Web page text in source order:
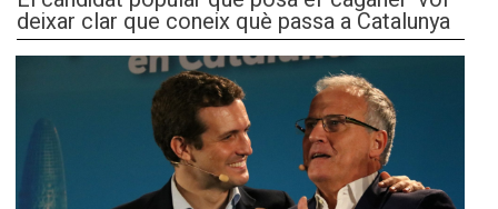
deixar clar que coneix què passa a Catalunya